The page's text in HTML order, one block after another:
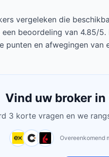
vergeleken die
beoordeling van 4.85/
punten en afwegingen van
Vind uw broker
3 korte vragen en we
Overeenkomend